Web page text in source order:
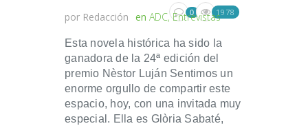
por Redacción en ADC,Entrevistas
0 1978
Esta novela histórica ha sido la
ganadora de la 24ª edición del
premio Nèstor Luján Sentimos un
enorme orgullo de compartir este
espacio, hoy, con una invitada muy
especial. Ella es Glòria Sabaté,